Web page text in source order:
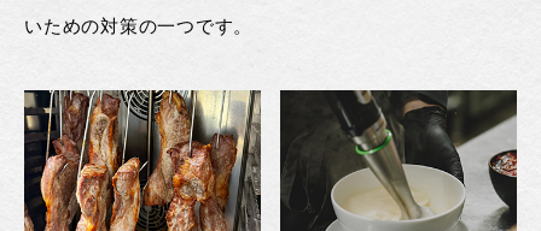
いための対策の一つです。